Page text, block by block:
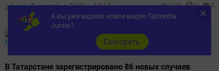
admin, 8 октября 2021 - 12:11 1118 0 0
В Татарстане зарегистрировано 86 новых случаев
А вы уже видели новое видео Tatmedia
Junior?
Cмотреть